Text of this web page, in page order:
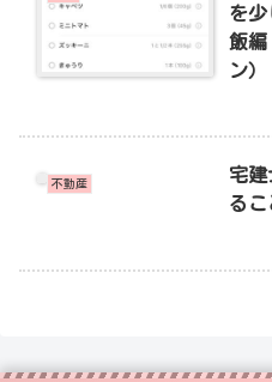
を少
飯編
ン）
不動産
宅建
るこ